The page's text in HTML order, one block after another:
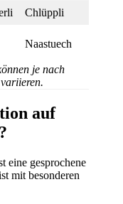
Chlüppli
Naastuech
je nach
auf
eine gesprochene
mit besonderen